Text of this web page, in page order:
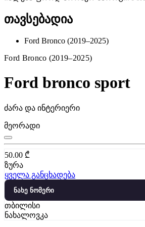
თავსებადია
Ford Bronco (2019–2025)
Ford Bronco (2019–2025)
Ford bronco sport
ძარა და ინტერიერი
მეორადი
50.00 ₾
ზურა
ყველა განცხადება
ნახე ნომერი
თბილისი
ნახალოვკა